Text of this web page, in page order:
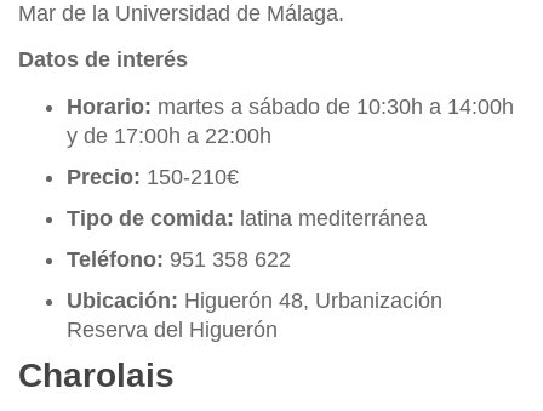
Mar de la Universidad de Málaga.
Datos de interés
Horario: martes a sábado de 10:30h a 14:00h
y de 17:00h a 22:00h
Precio: 150-210€
Tipo de comida: latina mediterránea
Teléfono: 951 358 622
Ubicación: Higuerón 48, Urbanización
Reserva del Higuerón
Charolais